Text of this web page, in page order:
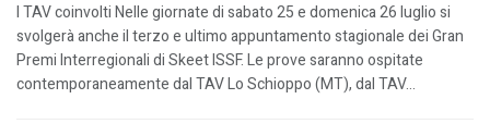
I TAV coinvolti Nelle giornate di sabato 25 e domenica 26 luglio si
svolgerà anche il terzo e ultimo appuntamento stagionale dei Gran
Premi Interregionali di Skeet ISSF. Le prove saranno ospitate
contemporaneamente dal TAV Lo Schioppo (MT), dal TAV...